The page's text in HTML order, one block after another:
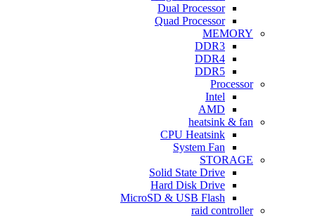
Dual Processor
Quad Processor
MEMORY
DDR3
DDR4
DDR5
Processor
Intel
AMD
heatsink & fan
CPU Heatsink
System Fan
STORAGE
Solid State Drive
Hard Disk Drive
MicroSD & USB Flash
raid controller